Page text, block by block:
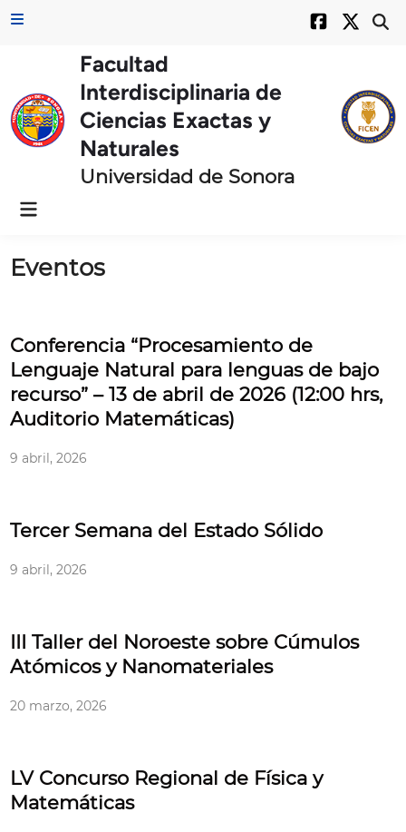
SkipMain
Facultad
Interdisciplinaria de
Ciencias Exactas y
Naturales
Universidad de Sonora
Main
Eventos
Conferencia “Procesamiento de
Lenguaje Natural para lenguas de bajo
recurso” – 13 de abril de 2026 (12:00 hrs,
Auditorio Matemáticas)
9 abril, 2026
Tercer Semana del Estado Sólido
9 abril, 2026
III Taller del Noroeste sobre Cúmulos
Atómicos y Nanomateriales
20 marzo, 2026
LV Concurso Regional de Física y
Matemáticas